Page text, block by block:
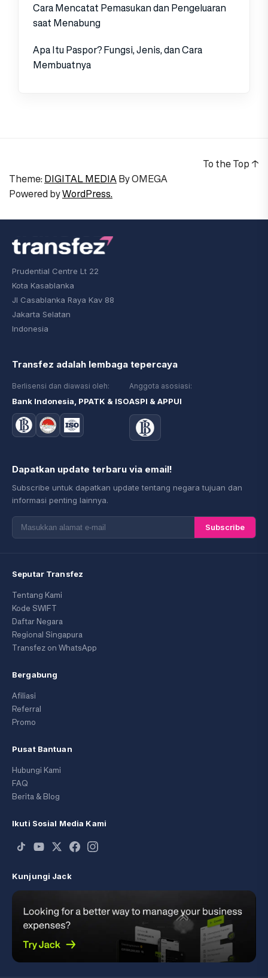
Cara Mencatat Pemasukan dan Pengeluaran
saat Menabung
Apa Itu Paspor? Fungsi, Jenis, dan Cara
Membuatnya
Theme: DIGITAL MEDIAByOMEGA
Powered byWordPress.
To the Top ↑
Prudential Centre Lt 22
Kota Kasablanka
Jl Casablanka Raya Kav 88
Jakarta Selatan
Indonesia
Transfez adalah lembaga tepercaya
Berlisensi dan diawasi oleh:
Bank Indonesia, PPATK & ISO
Anggota asosiasi:
ASPI & APPUI
Dapatkan update terbaru via email!
Subscribe untuk dapatkan update tentang negara tujuan dan
informasi penting lainnya.
Subscribe
Seputar Transfez
Tentang Kami
Kode SWIFT
Daftar Negara
Regional Singapura
Transfez on WhatsApp
Bergabung
Afiliasi
Referral
Promo
Pusat Bantuan
Hubungi Kami
FAQ
Berita & Blog
Ikuti Sosial Media Kami
Kunjungi Jack